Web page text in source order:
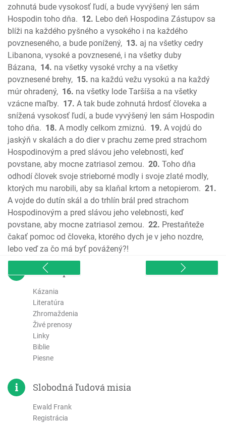
Micheáš
Nahum
Abakuk
Sofoniáš
Aggeus
Zachariáš
Malachiáš
Nový zákon
Ev. Matúša
Ev. Marka
Ev. Lukáša
Ev. Jána
Skutky apoštolov
List Rimanom
1. List Korintským
2. List Korintským
Galatským
Efezským
Filipským
Kolosenským
1. Tesalonickým
2. Tesalonickým
1. Timoteovi
2. Timoteovi
Títovi
Filemonovi
List Židom
1. Petra
2. Petra
1 Jána
zohnutá bude vysokosť ľudí, a bude vyvýšený len sám
Hospodin toho dňa. 12. Lebo deň Hospodina Zástupov sa
blíži na každého pyšného a vysokého i na každého
povzneseného, a bude ponížený, 13. aj na všetky cedry
Libanona, vysoké a povznesené, i na všetky duby
Bázana, 14. na všetky vysoké vrchy a na všetky
povznesené brehy, 15. na každú vežu vysokú a na každý
múr ohradený, 16. na všetky lode Taršíša a na všetky
vzácne maľby. 17. A tak bude zohnutá hrdosť človeka a
snížená vysokosť ľudí, a bude vyvýšený len sám Hospodin
toho dňa. 18. A modly celkom zmiznú. 19. A vojdú do
jaskýň v skalách a do dier v prachu zeme pred strachom
Hospodinovým a pred slávou jeho velebnosti, keď
povstane, aby mocne zatriasol zemou. 20. Toho dňa
odhodí človek svoje strieborné modly i svoje zlaté modly,
ktorých mu narobili, aby sa klaňal krtom a netopierom. 21.
A vojde do dutín skál a do trhlín brál pred strachom
Hospodinovým a pred slávou jeho velebnosti, keď
povstane, aby mocne zatriasol zemou. 22. Prestaňteže
čakať pomoc od človeka, ktorého dych je v jeho nozdre,
lebo veď za čo má byť povážený?!
sitemap
Kázania
Literatúra
Zhromaždenia
Živé prenosy
Linky
Biblie
Piesne
Slobodná ľudová misia
Ewald Frank
Registrácia